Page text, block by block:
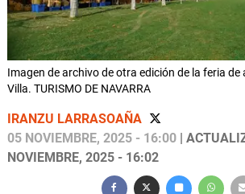
Imagen de archivo de otra edición de la feria de
Villa. TURISMO DE NAVARRA
IRANZU LARRASOAÑA
05 NOVIEMBRE, 2025 - 16:00 |
NOVIEMBRE, 2025 - 16:02